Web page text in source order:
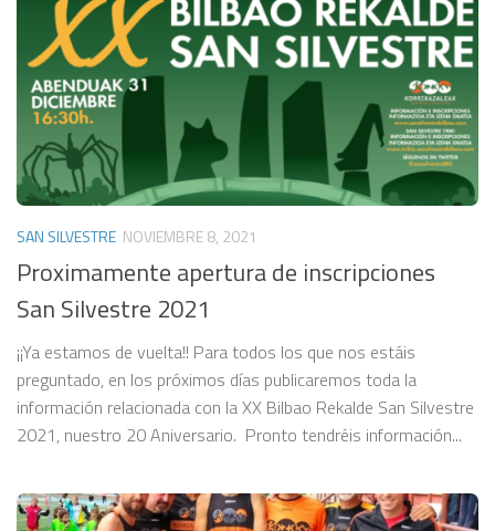
SAN SILVESTRE NOVIEMBRE 8, 2021
Proximamente apertura de inscripciones
San Silvestre 2021
¡¡Ya estamos de vuelta!! Para todos los que nos estáis
preguntado, en los próximos días publicaremos toda la
información relacionada con la XX Bilbao Rekalde San Silvestre
2021, nuestro 20 Aniversario. Pronto tendréis información...